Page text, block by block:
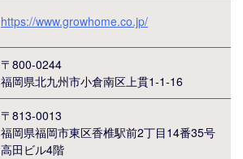
https://www.growhome.co.jp/
〒800-0244
福岡県北九州市小倉南区上貫1-1-16
〒813-0013
福岡県福岡市東区香椎駅前2丁目14番35号
高田ビル4階